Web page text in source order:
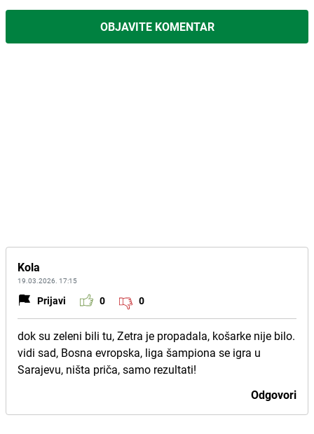
OBJAVITE KOMENTAR
Kola
19.03.2026. 17:15
Prijavi 0 0
dok su zeleni bili tu, Zetra je propadala, košarke nije bilo.
vidi sad, Bosna evropska, liga šampiona se igra u
Sarajevu, ništa priča, samo rezultati!
Odgovori